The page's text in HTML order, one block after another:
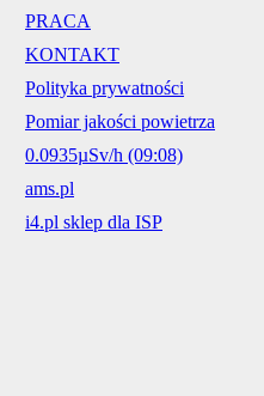
PRACA
KONTAKT
Polityka prywatności
Pomiar jakości powietrza
0.0935µSv/h (09:08)
ams.pl
i4.pl sklep dla ISP